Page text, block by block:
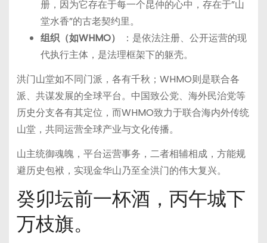
册，因为它存在于每一个昆仲的心中，存在于”山
堂水香”的古老契约里。
组织（如WHMO）
：是依法注册、公开运营的现
代执行主体，是法理框架下的躯壳。
洪门山堂如不同门派，各有千秋；WHMO则是联合各
派、共谋发展的全球平台。中国致公党、海外民治党等
历史分支各有其定位，而WHMO致力于联合海内外传统
山堂，共同运营全球产业与文化传播。
山主统御魂魄，平台运营事务，二者相辅相成，方能规
避历史包袱，实现金华山乃至全洪门的伟大复兴。
癸卯坛前一杯酒，丙午城下
万枝旗。